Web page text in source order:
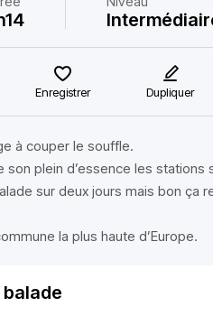
Enregistrer Dupliquer
à couper le souffle.
son plein d’essence les stations
sur deux jours mais bon ça
la plus haute d’Europe.